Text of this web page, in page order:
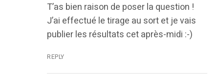
T’as bien raison de poser la question !
J’ai effectué le tirage au sort et je vais
publier les résultats cet après-midi :-)
REPLY